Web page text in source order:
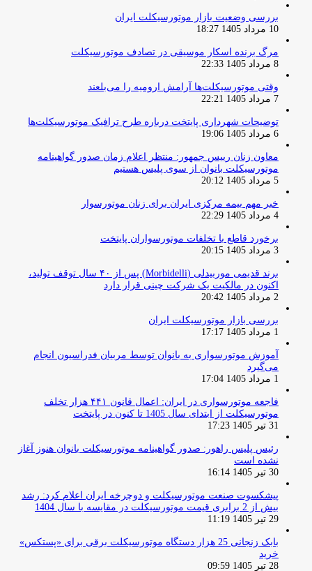
بررسی وضعیت بازار موتورسیکلت ایران
10 مرداد 1405 18:27
مرگ برنده اسکار موسیقی در تصادف موتورسیکلت
8 مرداد 1405 22:33
وقتی موتورسیکلت‌ها آرامش ارومیه را می‌بلعند
7 مرداد 1405 22:21
توضیحات شهرداری پایتخت درباره طرح ترافیک موتورسیکلت‌ها
6 مرداد 1405 19:06
معاون زنان رییس جمهور: منتظر اعلام زمان صدور گواهینامه
موتورسیکلت بانوان از سوی پلیس هستیم
5 مرداد 1405 20:12
خبر مهم بیمه مرکزی ایران برای زنان موتورسوار
4 مرداد 1405 22:29
برخورد قاطع با تخلفات موتورسواران پایتخت
3 مرداد 1405 20:15
برند قدیمی موربیدلی (Morbidelli) پس از ۴۰ سال توقف تولید،
اکنون در مالکیت یک شرکت چینی قرار دارد
2 مرداد 1405 20:42
بررسی بازار موتورسیکلت ایران
1 مرداد 1405 17:17
آموزش موتورسواری به بانوان توسط مربیان فدراسیون انجام
می‌گیرد
1 مرداد 1405 17:04
فاجعه موتورسواری در ایران: اعمال قانون ۴۴۱ هزار تخلف
موتورسیکلت از ابتدای سال 1405 تا کنون در پایتخت
31 تیر 1405 17:23
رئیس پلیس راهور: صدور گواهینامه موتورسیکلت بانوان هنوز آغاز
نشده است
30 تیر 1405 16:14
پیشکسوت صنعت موتورسیکلت و دوچرخه ایران اعلام کرد: رشد
بیش از 2 برابری قیمت موتورسیکلت در مقایسه با سال 1404
29 تیر 1405 11:19
بابک زنجانی 25 هزار دستگاه موتورسیکلت برقی برای «پستکس»
خرید
28 تیر 1405 09:59